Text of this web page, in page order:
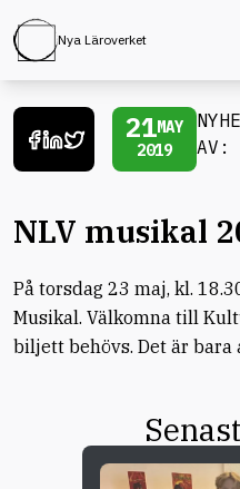
Nya Läroverket
21MAY
2019
AV:
NLV musikal
På torsdag 23 maj, kl.
Musikal. Välkomna till
biljett behövs. Det är bara